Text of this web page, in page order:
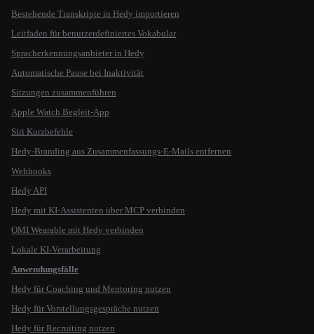
Bestehende Transkripte in Hedy importieren
Leitfaden für benutzerdefiniertes Vokabular
Spracherkennungsanbieter in Hedy
Automatische Pause bei Inaktivität
Sitzungen zusammenführen
Apple Watch Begleit-App
Siri Kurzbefehle
Hedy-Branding aus Zusammenfassungs-E-Mails entfernen
Webhooks
Hedy API
Hedy mit KI-Assistenten über MCP verbinden
OMI Wearable mit Hedy verbinden
Lokale KI-Verarbeitung
Anwendungsfälle
Hedy für Coaching und Mentoring nutzen
Hedy für Vorstellungsgespräche nutzen
Hedy für Recruiting nutzen